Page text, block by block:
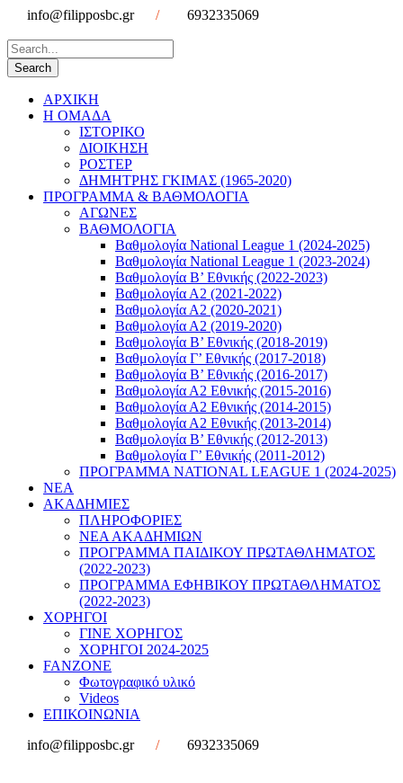
info@filipposbc.gr / 6932335069
ΑΡΧΙΚΗ
Η ΟΜΑΔΑ
ΙΣΤΟΡΙΚΟ
ΔΙΟΙΚΗΣΗ
ΡΟΣΤΕΡ
ΔΗΜΗΤΡΗΣ ΓΚΙΜΑΣ (1965-2020)
ΠΡΟΓΡΑΜΜΑ & ΒΑΘΜΟΛΟΓΙΑ
ΑΓΩΝΕΣ
ΒΑΘΜΟΛΟΓΙΑ
Βαθμολογία National League 1 (2024-2025)
Βαθμολογία National League 1 (2023-2024)
Βαθμολογία Β’ Εθνικής (2022-2023)
Βαθμολογία Α2 (2021-2022)
Βαθμολογία Α2 (2020-2021)
Βαθμολογία Α2 (2019-2020)
Βαθμολογία B’ Εθνικής (2018-2019)
Βαθμολογία Γ’ Εθνικής (2017-2018)
Βαθμολογία Β’ Εθνικής (2016-2017)
Βαθμολογία Α2 Εθνικής (2015-2016)
Βαθμολογία Α2 Εθνικής (2014-2015)
Βαθμολογία Α2 Εθνικής (2013-2014)
Βαθμολογία Β’ Εθνικής (2012-2013)
Βαθμολογία Γ’ Εθνικής (2011-2012)
ΠΡΟΓΡΑΜΜΑ NATIONAL LEAGUE 1 (2024-2025)
ΝΕΑ
ΑΚΑΔΗΜΙΕΣ
ΠΛΗΡΟΦΟΡΙΕΣ
ΝΕΑ ΑΚΑΔΗΜΙΩΝ
ΠΡΟΓΡΑΜΜΑ ΠΑΙΔΙΚΟΥ ΠΡΩΤΑΘΛΗΜΑΤΟΣ
(2022-2023)
ΠΡΟΓΡΑΜΜΑ ΕΦΗΒΙΚΟΥ ΠΡΩΤΑΘΛΗΜΑΤΟΣ
(2022-2023)
ΧΟΡΗΓΟΙ
ΓΙΝΕ ΧΟΡΗΓΟΣ
ΧΟΡΗΓΟΙ 2024-2025
FANZONE
Φωτογραφικό υλικό
Videos
ΕΠΙΚΟΙΝΩΝΙΑ
info@filipposbc.gr
/ 6932335069